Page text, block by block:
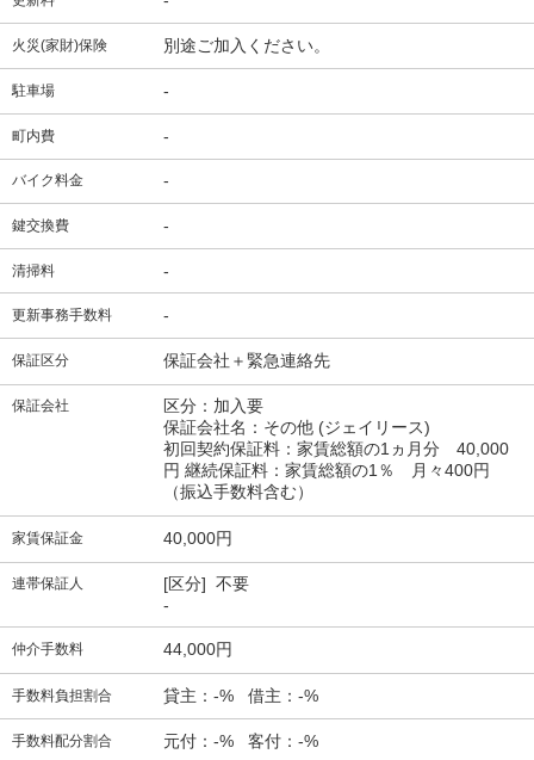
火災(家財)保険 別途ご加入ください。
駐車場 -
町内費 -
バイク料金 -
鍵交換費 -
清掃料 -
更新事務手数料 -
保証区分 保証会社＋緊急連絡先
保証会社
区分：加入要
保証会社名：その他 (ジェイリース)
初回契約保証料：家賃総額の1ヵ月分 40,000
円 継続保証料：家賃総額の1％ 月々400円
（振込手数料含む）
家賃保証金 40,000円
連帯保証人
[区分] 不要
-
仲介手数料 44,000円
手数料負担割合 貸主：-% 借主：-%
手数料配分割合 元付：-% 客付：-%